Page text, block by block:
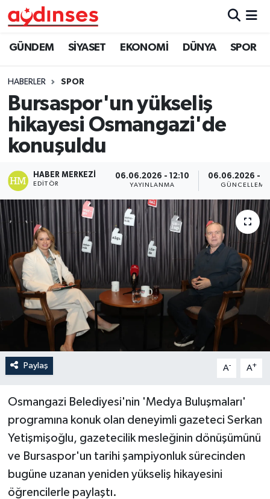
GÜNDEM SİYASET EKONOMİ DÜNYA SPOR
HABERLER SPOR
Bursaspor'un yükseliş
hikayesi Osmangazi'de
konuşuldu
HABER MERKEZI
EDITÖR
06.06.2026 - 12:10
YAYINLANMA
06.06.2026 -
GÜNCELLEME
Paylaş A- A+
Osmangazi Belediyesi'nin 'Medya Buluşmaları'
programına konuk olan deneyimli gazeteci Serkan
Yetişmişoğlu, gazetecilik mesleğinin dönüşümünü
ve Bursaspor'un tarihi şampiyonluk sürecinden
bugüne uzanan yeniden yükseliş hikayesini
öğrencilerle paylaştı.
GÜNDEM
SİYASET
EKONOMİ
DÜNYA
MAGAZİN
YAŞAM
Nöbetçi Eczaneler
Hava Durumu
Aydin Namaz Vakitleri
Trafik Durumu
Süper Lig Puan Durumu ve Fikstür
Tüm Manşetler
Son Dakika Haberleri
Haber Arşivi